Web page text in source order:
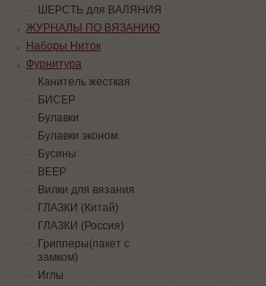
ШЕРСТЬ для ВАЛЯНИЯ
ЖУРНАЛЫ ПО ВЯЗАНИЮ
Наборы Ниток
Фурнитура
Канитель жесткая
БИСЕР
Булавки
Булавки эконом.
Бусины
ВЕЕР
Вилки для вязания
ГЛАЗКИ (Китай)
ГЛАЗКИ (Россия)
Грипперы(пакет с
замком)
Иглы